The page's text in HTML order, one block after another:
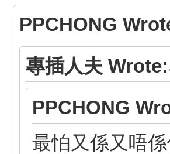
PPCHONG
專插人夫 Wrote:
PPCHONG
最怕又係又唔